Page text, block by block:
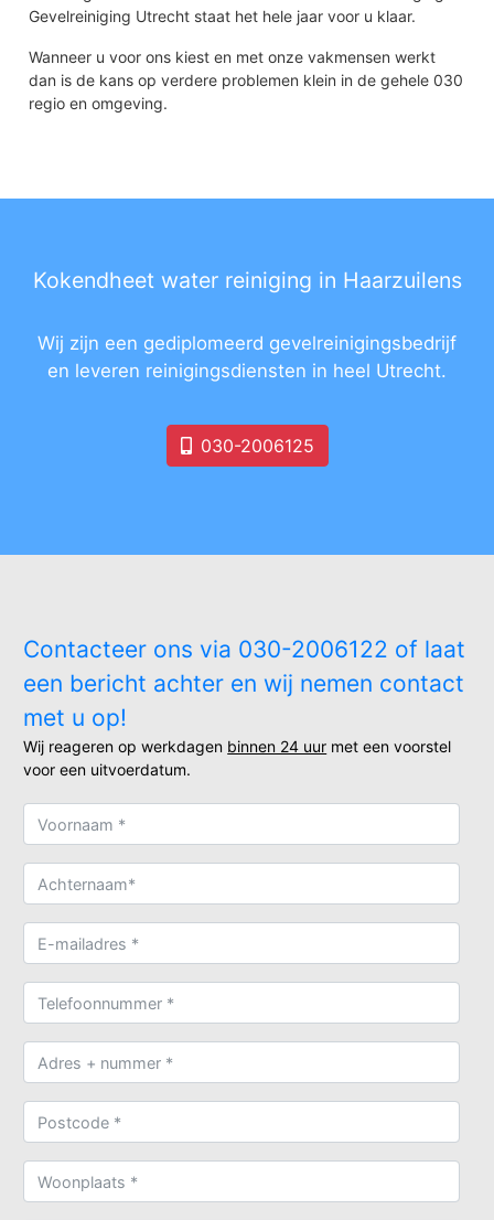
Gevelreiniging Utrecht staat het hele jaar voor u klaar.
Wanneer u voor ons kiest en met onze vakmensen werkt
dan is de kans op verdere problemen klein in de gehele 030
regio en omgeving.
Kokendheet water reiniging in Haarzuilens
Wij zijn een gediplomeerd gevelreinigingsbedrijf
en leveren reinigingsdiensten in heel Utrecht.
030-2006125
Contacteer ons via 030-2006122 of laat
een bericht achter en wij nemen contact
met u op!
Wij reageren op werkdagen binnen 24 uur met een voorstel
voor een uitvoerdatum.